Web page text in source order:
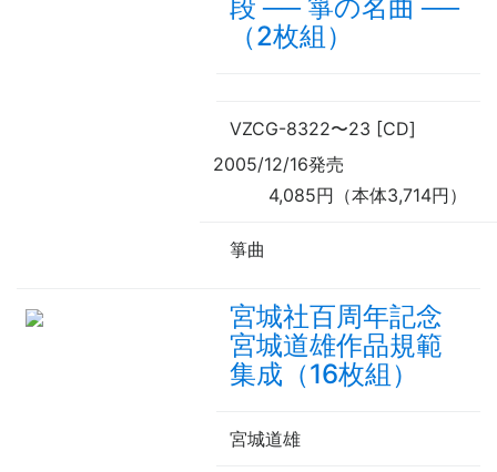
段──箏の名曲──
（2枚組）
VZCG-8322〜23 [CD]
2005/12/16発売
4,085円（本体3,714円）
箏曲
宮城社百周年記念
宮城道雄作品規範
集成（16枚組）
宮城道雄